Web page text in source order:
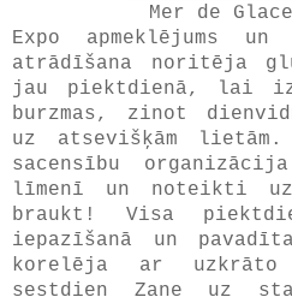
Mer de
Expo apmeklējums
atrādīšana noritēja
jau piektdienā, lai
burzmas, zinot
uz atsevišķām
sacensību
līmenī un noteikti
braukt! Visa
iepazīšanā un
korelēja ar uzkrāto
sestdien Zane uz